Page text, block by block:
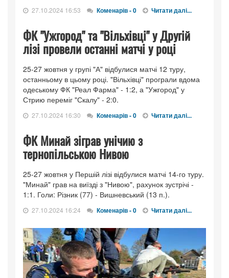
27.10.2024 16:53 Коменарів - 0 Читати далі...
ФК "Ужгород" та "Вільхівці" у Другій
лізі провели останні матчі у році
25-27 жовтня у групі "А" відбулися матчі 12 туру,
останньому в цьому році. "Вільхівці" програли вдома
одеському ФК "Реал Фарма" - 1:2, а "Ужгород" у
Стрию переміг "Скалу" - 2:0.
27.10.2024 16:30 Коменарів - 0 Читати далі...
ФК Минай зіграв унічию з
тернопільською Нивою
25-27 жовтня у Першій лізі відбулися матчі 14-го туру.
"Минай" грав на виїзді з "Нивою", рахунок зустрічі -
1:1. Голи: Різник (77) - Вишневський (13 п.).
27.10.2024 16:24 Коменарів - 0 Читати далі...